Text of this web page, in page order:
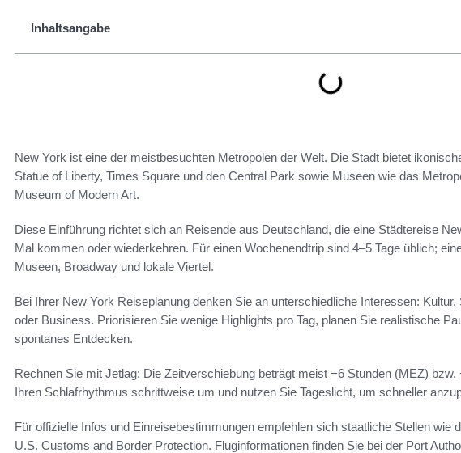
Inhaltsangabe
New York ist eine der meistbesuchten Metropolen der Welt. Die Stadt bietet
Statue of Liberty, Times Square und den Central Park sowie Museen wie das
Museum of Modern Art.
Diese Einführung richtet sich an Reisende aus Deutschland, die eine Städtereise
Mal kommen oder wiederkehren. Für einen Wochenendtrip sind 4–5 Tage üblich;
Museen, Broadway und lokale Viertel.
Bei Ihrer New York Reiseplanung denken Sie an unterschiedliche Interessen:
oder Business. Priorisieren Sie wenige Highlights pro Tag, planen Sie realistische
spontanes Entdecken.
Rechnen Sie mit Jetlag: Die Zeitverschiebung beträgt meist −6 Stunden (MEZ)
Ihren Schlafrhythmus schrittweise um und nutzen Sie Tageslicht, um schneller
Für offizielle Infos und Einreisebestimmungen empfehlen sich staatliche Stellen wie
U.S. Customs and Border Protection. Fluginformationen finden Sie bei der Port